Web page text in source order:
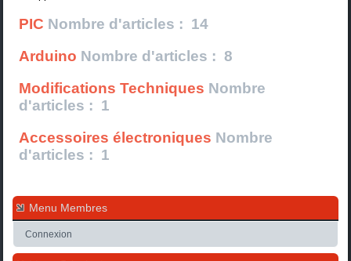
PIC Nombre d'articles : 14
Arduino Nombre d'articles : 8
Modifications Techniques Nombre
d'articles : 1
Accessoires électroniques Nombre
d'articles : 1
Menu Membres
Connexion